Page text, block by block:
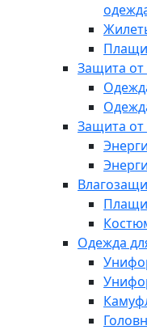
Защита
Защита от
Одежда